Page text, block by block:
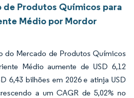
de Produtos Químicos para
Médio por Mordor
do Mercado de Produtos Químicos
Médio aumente de USD 6,12
6,43 bilhões em 2026 e atinja USD
a um CAGR de 5,02% no